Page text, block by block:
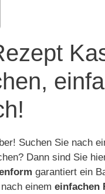
Suchen Sie nach
Dann sind Sie
garantiert ein
einem einfachen